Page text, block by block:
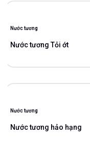
Nước tương
Nước tương Tỏi ớt
Nước tương
Nước tương hảo hạng